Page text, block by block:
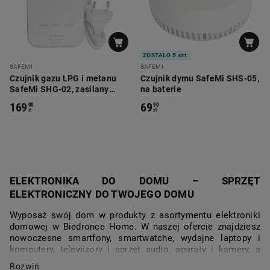
SAFEMI
Czujnik gazu LPG i metanu
SafeMi SHG-02, zasilany
169 00
zł
ZOSTAŁO 5 szt.
SAFEMI
Czujnik dymu SafeMi SHS-05,
na baterie
6990
zł
ELEKTRONIKA DO DOMU – SPRZĘT
ELEKTRONICZNY DO TWOJEGO DOMU
Wyposaż swój dom w produkty z asortymentu elektroniki
domowej w Biedronce Home. W naszej ofercie znajdziesz
nowoczesne smartfony, smartwatche, wydajne laptopy i
komputery, telewizory i sprzęt audio, aparaty i kamery, a
także małe AGD, takie jak roboty sprzątające i nawilżacze